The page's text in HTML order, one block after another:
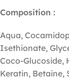
Composition :
Aqua,
Isethionate,
Coco-Glucoside,
Keratin, Betaine,